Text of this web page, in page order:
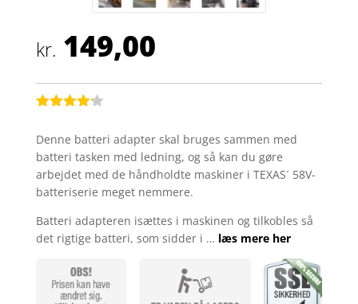
kr. 149,00
ud af 5
baseret
på
kundebedø
mmelser
Denne batteri adapter skal bruges sammen med
batteri tasken med ledning, og så kan du gøre
arbejdet med de håndholdte maskiner i TEXAS´ 58V-
batteriserie meget nemmere.
Batteri adapteren isættes i maskinen og tilkobles så
det rigtige batteri, som sidder i … læs mere her